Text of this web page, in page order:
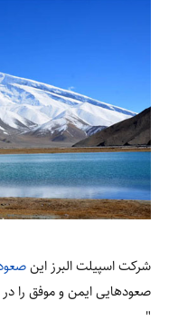
شرکت اسپیلت البرز این
صعودهایی ایمن و موفق را در
"